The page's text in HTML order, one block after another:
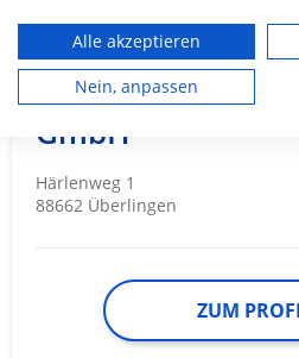
Helios Spital
GmbH
Härlenweg 1
88662 Überlingen
ZUM
personalisierter Inhalte. Messung der
Performance von Inhalten. Analyse von
oder Kombinationen von Daten aus
und Verbesserung der Angebote.
Auswahl von Inhalten.
die USA gesendet werden.
Website/App.
Partnerliste anzeigen (1 IAB-
Wir nutzen Ihre Daten für folgende
IAB-Verarbeitungszwecke:
Speichern von oder Zugriff auf
Informationen auf einem
Alle akzeptieren
Nein, anpassen